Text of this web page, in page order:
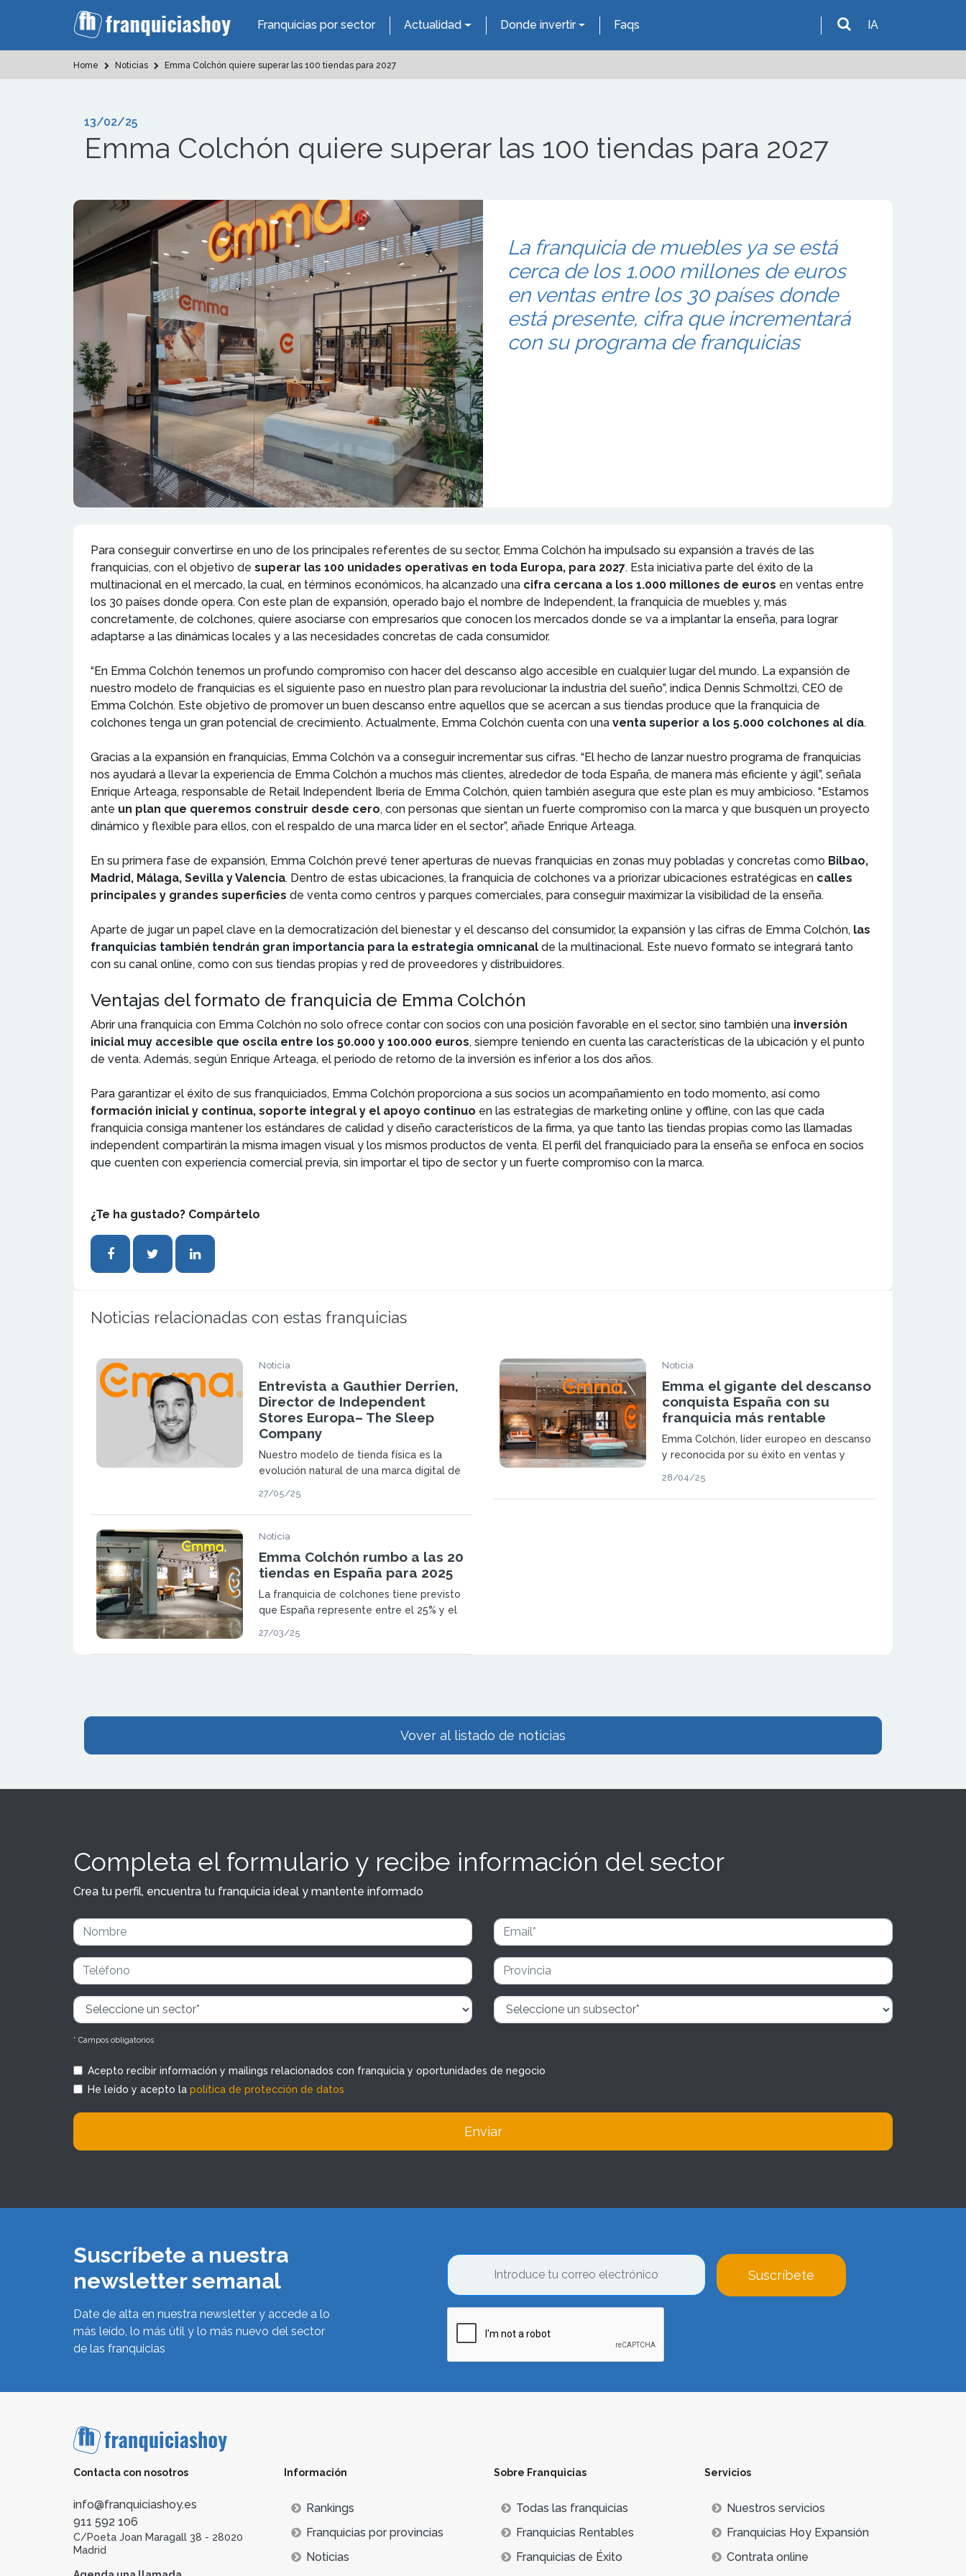
Franquicias por sector Actualidad Donde invertir Faqs IA
Home Noticias Emma Colchón quiere superar las 100 tiendas para 2027
13/02/25
Emma Colchón quiere superar las 100 tiendas para 2027
La franquicia de muebles ya se está
cerca de los 1.000 millones de euros
en ventas entre los 30 países donde
está presente, cifra que incrementará
con su programa de franquicias
Para conseguir convertirse en uno de los principales referentes de su sector, Emma Colchón ha impulsado su expansión a través de las
franquicias, con el objetivo de superar las 100 unidades operativas en toda Europa, para 2027. Esta iniciativa parte del éxito de la
multinacional en el mercado, la cual, en términos económicos, ha alcanzado una cifra cercana a los 1.000 millones de euros en ventas entre
los 30 países donde opera. Con este plan de expansión, operado bajo el nombre de Independent, la franquicia de muebles y, más
concretamente, de colchones, quiere asociarse con empresarios que conocen los mercados donde se va a implantar la enseña, para lograr
adaptarse a las dinámicas locales y a las necesidades concretas de cada consumidor.
“En Emma Colchón tenemos un profundo compromiso con hacer del descanso algo accesible en cualquier lugar del mundo. La expansión de
nuestro modelo de franquicias es el siguiente paso en nuestro plan para revolucionar la industria del sueño”, indica Dennis Schmoltzi, CEO de
Emma Colchón. Este objetivo de promover un buen descanso entre aquellos que se acercan a sus tiendas produce que la franquicia de
colchones tenga un gran potencial de crecimiento. Actualmente, Emma Colchón cuenta con una venta superior a los 5.000 colchones al día.
Gracias a la expansión en franquicias, Emma Colchón va a conseguir incrementar sus cifras. “El hecho de lanzar nuestro programa de franquicias
nos ayudará a llevar la experiencia de Emma Colchón a muchos más clientes, alrededor de toda España, de manera más eficiente y ágil”, señala
Enrique Arteaga, responsable de Retail Independent Iberia de Emma Colchón, quien también asegura que este plan es muy ambicioso. “Estamos
ante un plan que queremos construir desde cero, con personas que sientan un fuerte compromiso con la marca y que busquen un proyecto
dinámico y flexible para ellos, con el respaldo de una marca líder en el sector”, añade Enrique Arteaga.
En su primera fase de expansión, Emma Colchón prevé tener aperturas de nuevas franquicias en zonas muy pobladas y concretas como Bilbao,
Madrid, Málaga, Sevilla y Valencia. Dentro de estas ubicaciones, la franquicia de colchones va a priorizar ubicaciones estratégicas en calles
principales y grandes superficies de venta como centros y parques comerciales, para conseguir maximizar la visibilidad de la enseña.
Aparte de jugar un papel clave en la democratización del bienestar y el descanso del consumidor, la expansión y las cifras de Emma Colchón, las
franquicias también tendrán gran importancia para la estrategia omnicanal de la multinacional. Este nuevo formato se integrará tanto
con su canal online, como con sus tiendas propias y red de proveedores y distribuidores.
Ventajas del formato de franquicia de Emma Colchón
Abrir una franquicia con Emma Colchón no solo ofrece contar con socios con una posición favorable en el sector, sino también una inversión
inicial muy accesible que oscila entre los 50.000 y 100.000 euros, siempre teniendo en cuenta las características de la ubicación y el punto
de venta. Además, según Enrique Arteaga, el periodo de retorno de la inversión es inferior a los dos años.
Para garantizar el éxito de sus franquiciados, Emma Colchón proporciona a sus socios un acompañamiento en todo momento, así como
formación inicial y continua, soporte integral y el apoyo continuo en las estrategias de marketing online y offline, con las que cada
franquicia consiga mantener los estándares de calidad y diseño característicos de la firma, ya que tanto las tiendas propias como las llamadas
independent compartirán la misma imagen visual y los mismos productos de venta. El perfil del franquiciado para la enseña se enfoca en socios
que cuenten con experiencia comercial previa, sin importar el tipo de sector y un fuerte compromiso con la marca.
¿Te ha gustado? Compártelo
Noticias relacionadas con estas franquicias
Noticia
Entrevista a Gauthier Derrien,
Director de Independent
Stores Europa– The Sleep
Company
Nuestro modelo de tienda física es la
evolución natural de una marca digital de
27/05/25
Noticia
Emma el gigante del descanso
conquista España con su
franquicia más rentable
Emma Colchón, líder europeo en descanso
y reconocida por su éxito en ventas y
desembarco en España en colaboración
con Tormo Franquicias Consulting.
28/04/25
Noticia
Emma Colchón rumbo a las 20
tiendas en España para 2025
La franquicia de colchones tiene previsto
que España represente entre el 25% y el
programadas en el programa Independent
27/03/25
Vover al listado de noticias
Completa el formulario y recibe información del sector
Crea tu perfil, encuentra tu franquicia ideal y mantente informado
* Campos obligatorios
Acepto recibir información y mailings relacionados con franquicia y oportunidades de negocio
He leído y acepto la política de protección de datos
Enviar
Suscríbete a nuestra
newsletter semanal
Date de alta en nuestra newsletter y accede a lo
más leído, lo más útil y lo más nuevo del sector
de las franquicias
Suscríbete
Contacta con nosotros
info@franquiciashoy.es
911 592 106
C/Poeta Joan Maragall 38 - 28020
Madrid
Información
Rankings
Franquicias por provincias
Noticias
Sobre Franquicias
Todas las franquicias
Franquicias Rentables
Franquicias de Éxito
Servicios
Nuestros servicios
Franquicias Hoy Expansión
Contrata online